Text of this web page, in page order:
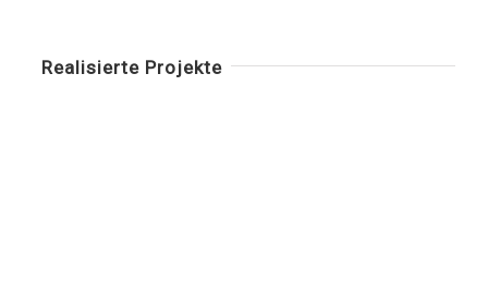
Realisierte Projekte